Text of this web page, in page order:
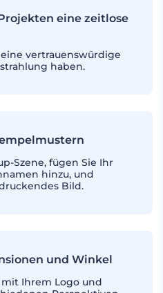
eine zeitlose
vertrauenswürdige
haben.
Szene, fügen Sie Ihr
hinzu, und
Bild.
und Winkel
Ihrem Logo und